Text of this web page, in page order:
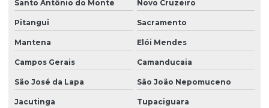
Santo Antônio do Monte Novo Cruzeiro
Pitangui Sacramento
Mantena Elói Mendes
Campos Gerais Camanducaia
São José da Lapa São João Nepomuceno
Jacutinga Tupaciguara